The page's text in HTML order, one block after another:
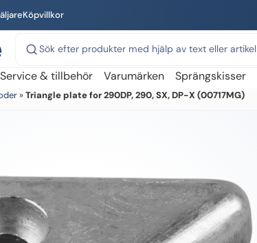
Köpvillkor
Service & tillbehör Varumärken Sprängskisser
»Triangle plate for 290DP, 290, SX, DP-X (00717MG)